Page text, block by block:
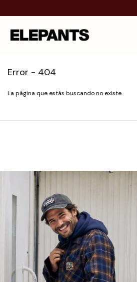
Error - 404
La página que estás buscando no existe.